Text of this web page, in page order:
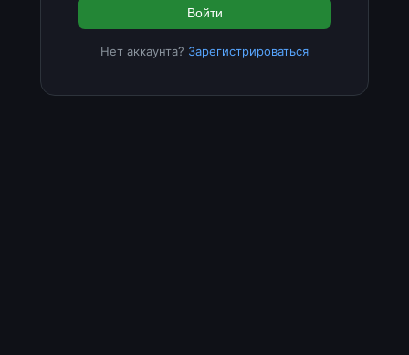
Войти
Нет аккаунта? Зарегистрироваться